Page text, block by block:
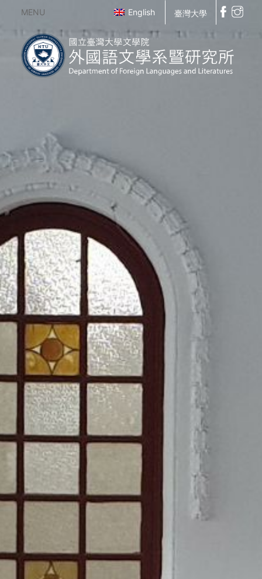
MENU English 臺灣大學